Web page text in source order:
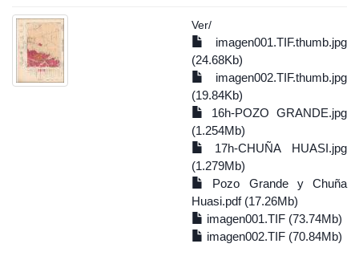
Ver/
imagen001.TIF.thumb.jpg
(24.68Kb)
imagen002.TIF.thumb.jpg
(19.84Kb)
16h-POZO GRANDE.jpg
(1.254Mb)
17h-CHUÑA HUASI.jpg
(1.279Mb)
Pozo Grande y Chuña
Huasi.pdf (17.26Mb)
imagen001.TIF (73.74Mb)
imagen002.TIF (70.84Mb)